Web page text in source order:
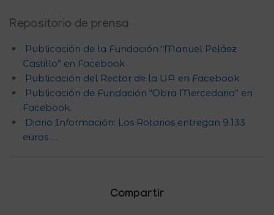
Repositorio de prensa
Publicación de la Fundación “Manuel Peláez
Castillo” en Facebook
Publicación del Rector de la UA en Facebook
Publicación de Fundación “Obra Mercedaria” en
Facebook.
Diario Información: Los Rotarios entregan 9.133
euros …
Compartir